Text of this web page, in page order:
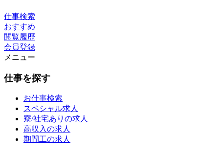
仕事検索
おすすめ
閲覧履歴
会員登録
メニュー
仕事を探す
お仕事検索
スペシャル求人
寮/社宅ありの求人
高収入の求人
期間工の求人